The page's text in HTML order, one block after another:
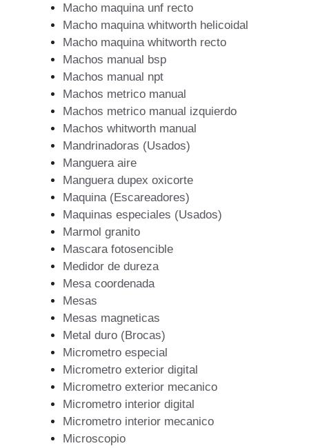
Macho maquina unf recto
Macho maquina whitworth helicoidal
Macho maquina whitworth recto
Machos manual bsp
Machos manual npt
Machos metrico manual
Machos metrico manual izquierdo
Machos whitworth manual
Mandrinadoras (Usados)
Manguera aire
Manguera dupex oxicorte
Maquina (Escareadores)
Maquinas especiales (Usados)
Marmol granito
Mascara fotosencible
Medidor de dureza
Mesa coordenada
Mesas
Mesas magneticas
Metal duro (Brocas)
Micrometro especial
Micrometro exterior digital
Micrometro exterior mecanico
Micrometro interior digital
Micrometro interior mecanico
Microscopio